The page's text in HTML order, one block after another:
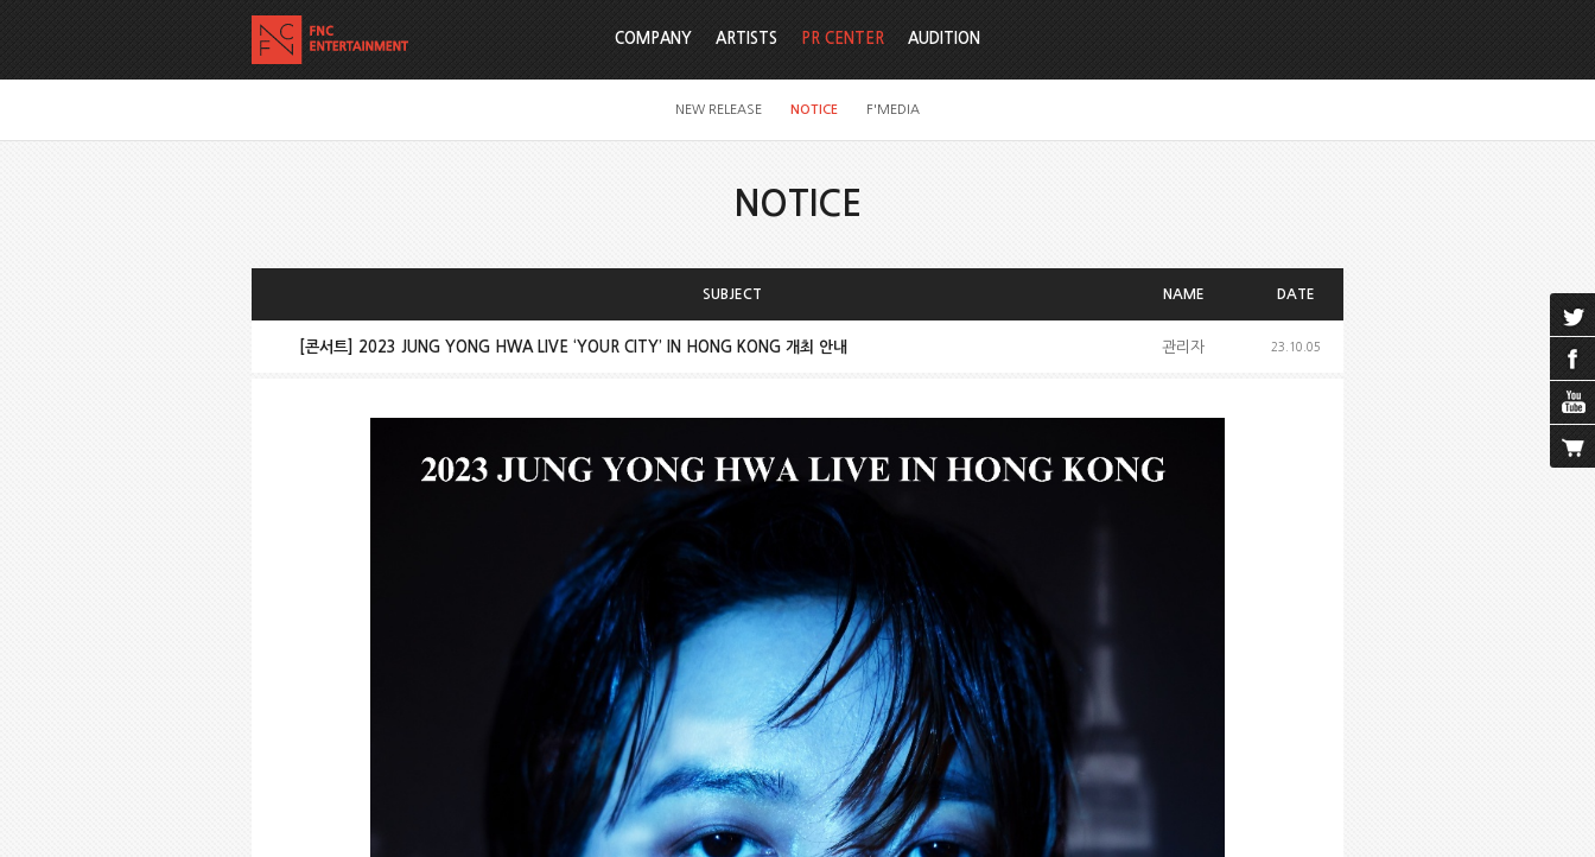
COMPANY ARTISTS PR CENTER
NEW RELEASE NOTICE F'MEDIA
AUDITION
NOTICE
SUBJECT NAME DATE
[콘서트] 2023 JUNG YONG HWA LIVE ‘YOUR CITY’ IN HONG KONG 개최 안내 관리자 23.10.05